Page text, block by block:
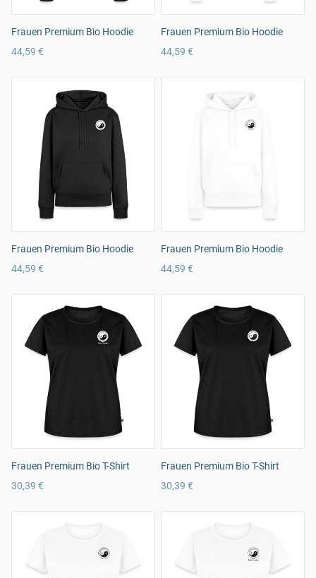
Frauen Premium Bio Hoodie
44,59 €
Frauen Premium Bio Hoodie
44,59 €
Frauen Premium Bio Hoodie
44,59 €
Frauen Premium Bio Hoodie
44,59 €
Frauen Premium Bio T-Shirt
30,39 €
Frauen Premium Bio T-Shirt
30,39 €